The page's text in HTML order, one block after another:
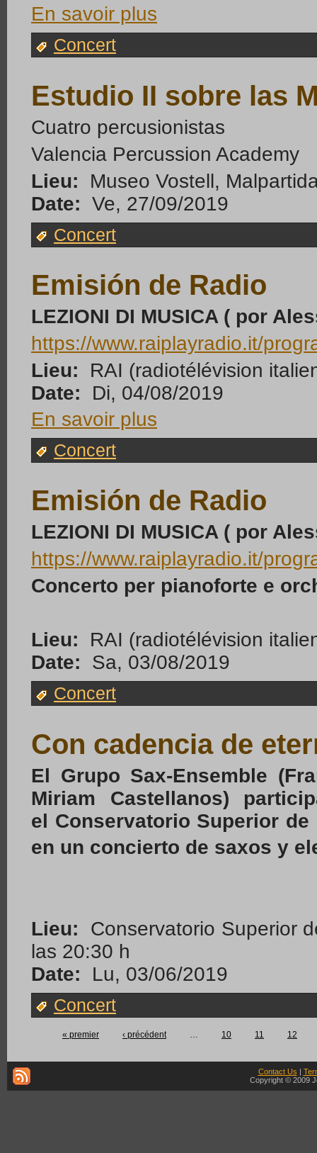
En savoir plus
Concert
Estudio II sobre las
Cuatro percusionistas
Valencia Percussion Academy
Lieu:
Museo Vostell,
Date: Ve, 27/09/2019
Concert
Emisión de Radio
LEZIONI DI MUSICA ( por
https://www.raiplayradio.it/
Lieu:
RAI (radiotélévision
Date:
Di, 04/08/2019
En savoir plus
Concert
Emisión de Radio
LEZIONI DI MUSICA ( por
https://www.raiplayradio.it/
Concerto per pianoforte e
Lieu:
RAI (radiotélévision
Date:
Sa, 03/08/2019
Concert
Con cadencia de
El Grupo Sax-Ensemble
Miriam Castellanos)
el Conservatorio Superior
en un concierto de saxos y
Lieu:
Conservatorio Superior
las 20:30 h
Date:
Lu, 03/06/2019
Concert
« premier ‹ précédent 10 11 12
Contact Us |
Copyright © 2009